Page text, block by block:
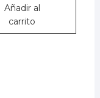
Añadir al
carrito